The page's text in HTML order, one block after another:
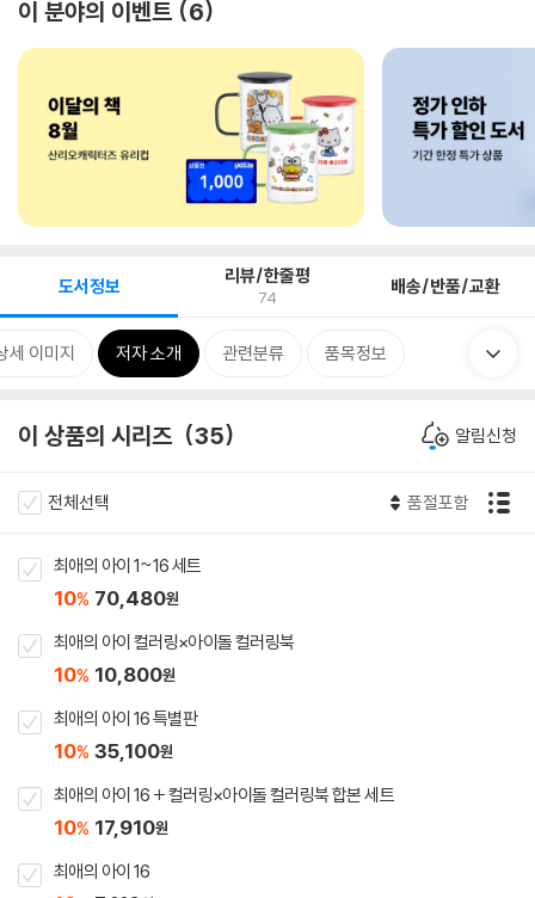
이 분야의 이벤트 6
도서정보 리뷰/한줄평
74 배송/반품/교환
세 이미지 저자 소개 관련분류 품목정보
이 상품의 시리즈 35 알림신청
전체선택 품절포함
최애의 아이 1~16 세트
10% 70,480원
최애의 아이 컬러링×아이돌 컬러링북
10% 10,800원
최애의 아이 16 특별판
10% 35,100원
최애의 아이 16 + 컬러링×아이돌 컬러링북 합본 세트
10% 17,910원
최애의 아이 16